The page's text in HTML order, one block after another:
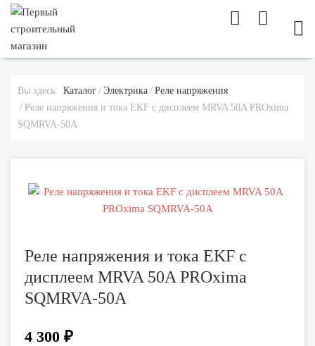
Вы здесь: Каталог Электрика
Реле напряжения
Реле напряжения и тока EKF с дисплеем MRVA 50A PROxima
SQMRVA-50A
Реле напряжения и тока EKF с
дисплеем MRVA 50A PROxima
SQMRVA-50A
4 300 ₽